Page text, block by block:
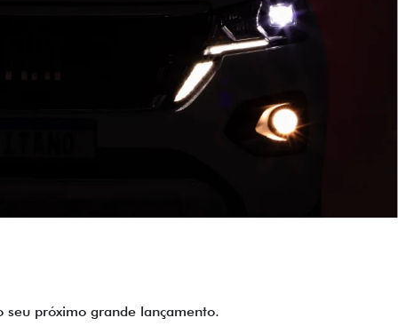
próximo grande lançamento.